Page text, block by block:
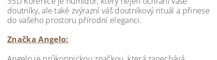
doutníky, ale také zvýrazní váš doutníkový rituál a přinese
do vašeho prostoru přírodní eleganci.
Značka Angelo: